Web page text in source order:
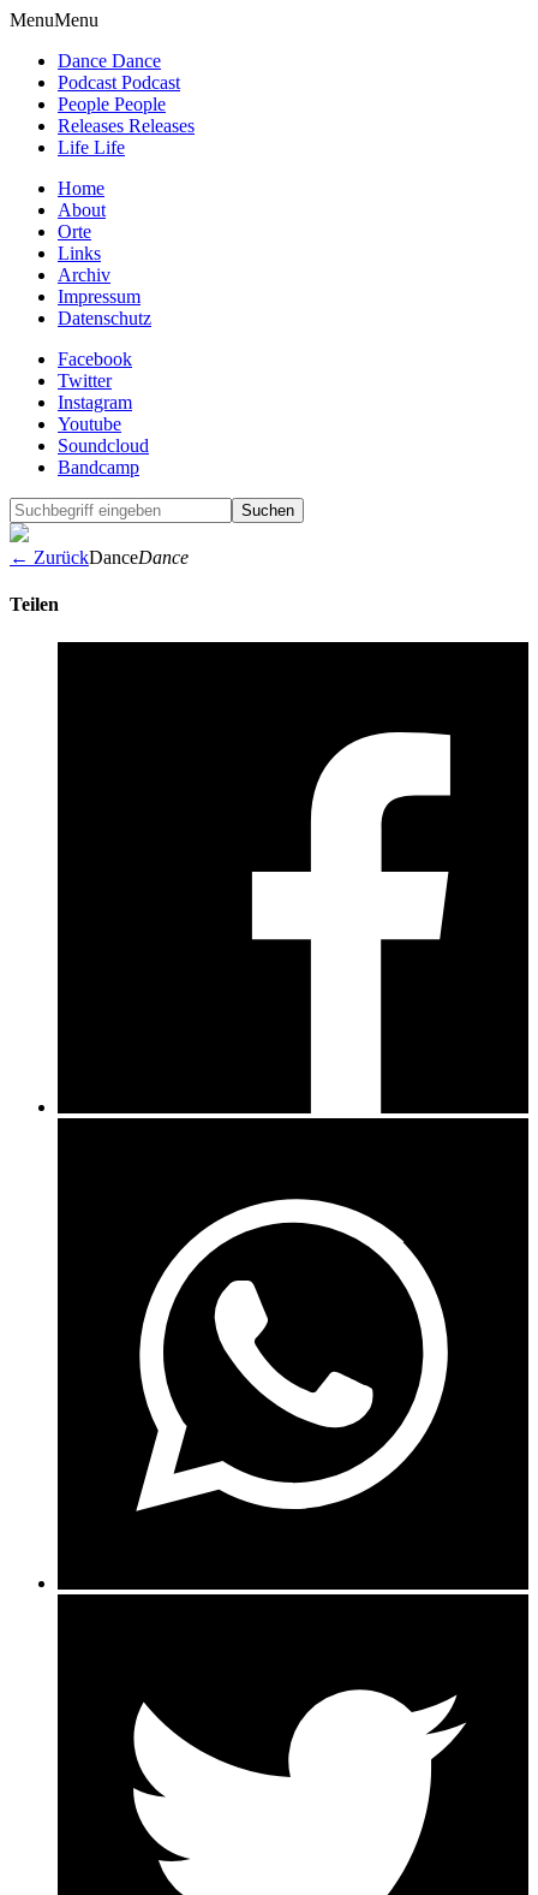
MenuMenu
Dance Dance
Podcast Podcast
People People
Releases Releases
Life Life
Home
About
Orte
Links
Archiv
Impressum
Datenschutz
Facebook
Twitter
Instagram
Youtube
Soundcloud
Bandcamp
← ZurückDanceDance
Teilen